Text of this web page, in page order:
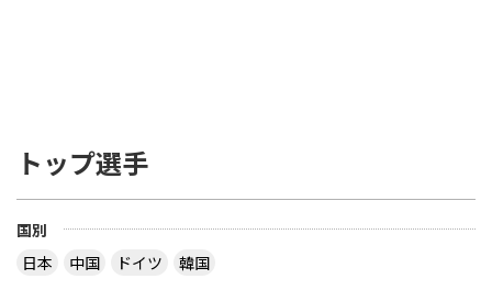
トップ選手
国別
日本
中国 ドイツ
韓国